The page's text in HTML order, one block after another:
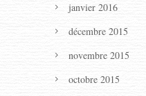
janvier 2016
décembre 2015
novembre 2015
octobre 2015